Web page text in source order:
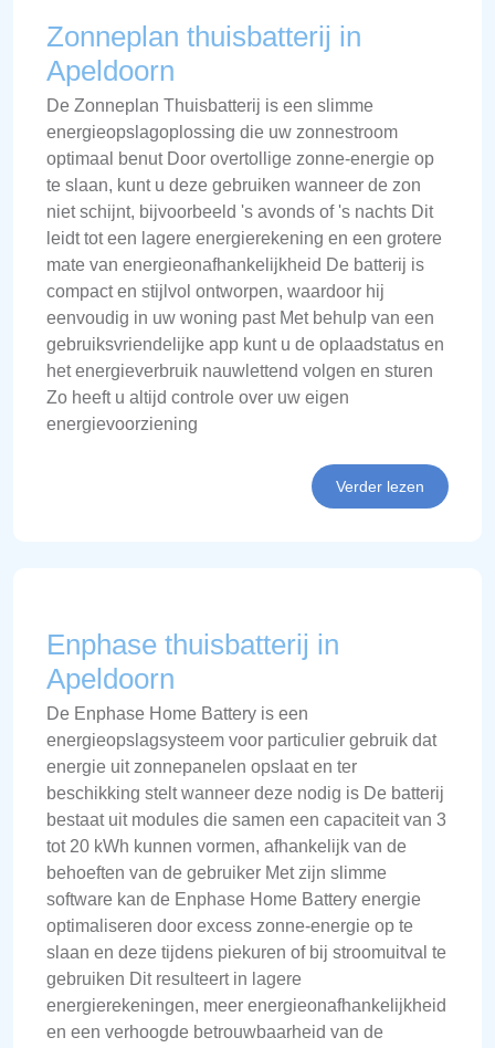
Zonneplan thuisbatterij in
Apeldoorn
De Zonneplan Thuisbatterij is een slimme
energieopslagoplossing die uw zonnestroom
optimaal benut Door overtollige zonne-energie op
te slaan, kunt u deze gebruiken wanneer de zon
niet schijnt, bijvoorbeeld 's avonds of 's nachts Dit
leidt tot een lagere energierekening en een grotere
mate van energieonafhankelijkheid De batterij is
compact en stijlvol ontworpen, waardoor hij
eenvoudig in uw woning past Met behulp van een
gebruiksvriendelijke app kunt u de oplaadstatus en
het energieverbruik nauwlettend volgen en sturen
Zo heeft u altijd controle over uw eigen
energievoorziening
Verder lezen
Enphase thuisbatterij in
Apeldoorn
De Enphase Home Battery is een
energieopslagsysteem voor particulier gebruik dat
energie uit zonnepanelen opslaat en ter
beschikking stelt wanneer deze nodig is De batterij
bestaat uit modules die samen een capaciteit van 3
tot 20 kWh kunnen vormen, afhankelijk van de
behoeften van de gebruiker Met zijn slimme
software kan de Enphase Home Battery energie
optimaliseren door excess zonne-energie op te
slaan en deze tijdens piekuren of bij stroomuitval te
gebruiken Dit resulteert in lagere
energierekeningen, meer energieonafhankelijkheid
en een verhoogde betrouwbaarheid van de